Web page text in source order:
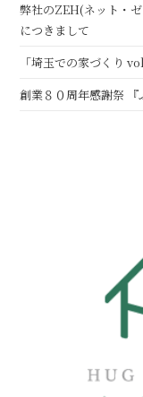
弊社のZEH(ネット・
につきまして
「埼玉での家づくり
創業８０周年感謝祭 『